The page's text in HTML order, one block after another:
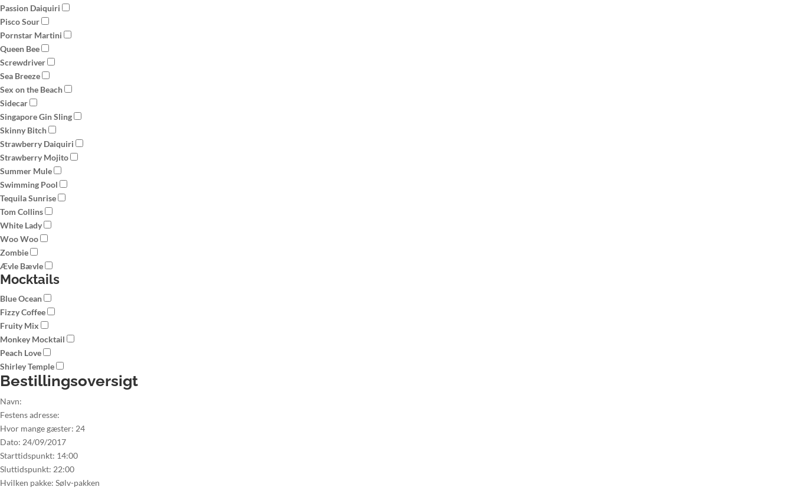
Passion Daiquiri
Pisco Sour
Pornstar Martini
Queen Bee
Screwdriver
Sea Breeze
Sex on the Beach
Sidecar
Singapore Gin Sling
Skinny Bitch
Strawberry Daiquiri
Strawberry Mojito
Summer Mule
Swimming Pool
Tequila Sunrise
Tom Collins
White Lady
Woo Woo
Zombie
Ævle Bævle
Mocktails
Blue Ocean
Fizzy Coffee
Fruity Mix
Monkey Mocktail
Peach Love
Shirley Temple
Bestillingsoversigt
Navn:
Festens adresse:
Hvor mange gæster: 24
Dato: 24/09/2017
Starttidspunkt: 14:00
Sluttidspunkt: 22:00
Hvilken pakke: Sølv-pakken